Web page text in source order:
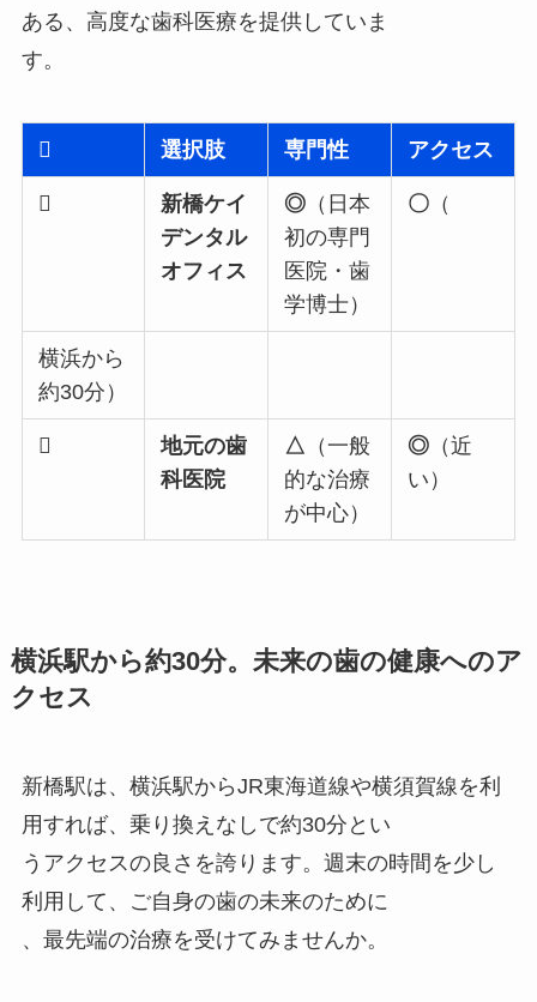
ある、高度な歯科医療を提供していま
す。
 選択肢 専門性 アクセス

新橋ケイ
デンタル
オフィス
◎ （日本
初の専門
医院・歯
学博士）
〇 （
横浜から
約30分）

地元の歯
科医院
△
（一般
的な治療
が中心）
◎ （近
い）
横浜駅から約30分。未来の歯の健康へのア
クセス
新橋駅は、横浜駅からJR東海道線や横須賀線を利
用すれば、乗り換えなしで約30分とい
うアクセスの良さを誇ります。週末の時間を少し
利用して、ご自身の歯の未来のために
、最先端の治療を受けてみませんか。